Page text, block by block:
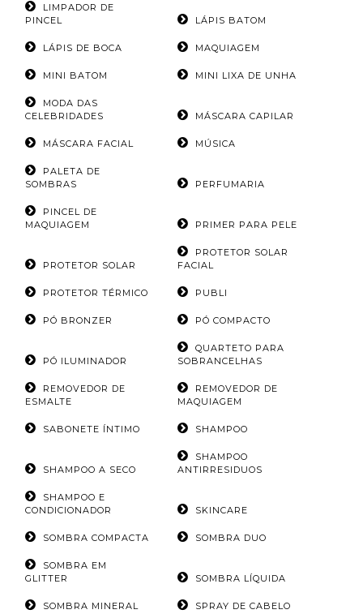
LIMPADOR DE
PINCEL
LÁPIS BATOM
LÁPIS DE BOCA MAQUIAGEM
MINI BATOM MINI LIXA DE UNHA
MODA DAS
CELEBRIDADES
MÁSCARA CAPILAR
MÁSCARA FACIAL MÚSICA
PALETA DE
SOMBRAS
PERFUMARIA
PINCEL DE
MAQUIAGEM
PRIMER PARA PELE
PROTETOR SOLAR
PROTETOR SOLAR
FACIAL
PROTETOR TÉRMICO PUBLI
PÓ BRONZER PÓ COMPACTO
PÓ ILUMINADOR
QUARTETO PARA
SOBRANCELHAS
REMOVEDOR DE
ESMALTE
REMOVEDOR DE
MAQUIAGEM
SABONETE ÍNTIMO SHAMPOO
SHAMPOO A SECO
SHAMPOO
ANTIRRESIDUOS
SHAMPOO E
CONDICIONADOR
SKINCARE
SOMBRA COMPACTA SOMBRA DUO
SOMBRA EM
GLITTER
SOMBRA LÍQUIDA
SOMBRA MINERAL SPRAY DE CABELO